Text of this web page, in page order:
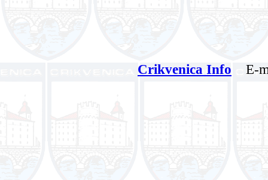
Crikvenica Info E-